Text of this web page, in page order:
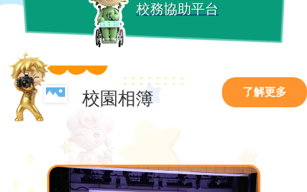
校務協助平台
校園相簿 了解更多